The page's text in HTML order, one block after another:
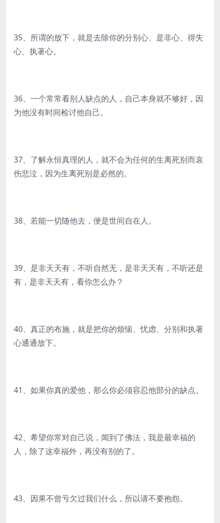
35、所谓的放下，就是去除你的分别心、是非心、得失
心、执著心。
36、一个常常看别人缺点的人，自己本身就不够好，因
为他没有时间检讨他自己。
37、了解永恒真理的人，就不会为任何的生离死别而哀
伤悲泣，因为生离死别是必然的。
38、若能一切随他去，便是世间自在人。
39、是非天天有，不听自然无，是非天天有，不听还是
有，是非天天有，看你怎么办？
40、真正的布施，就是把你的烦恼、忧虑、分别和执著
心通通放下。
41、如果你真的爱他，那么你必须容忍他部分的缺点。
42、希望你常对自己说，闻到了佛法，我是最幸福的
人，除了这幸福外，再没有别的了。
43、因果不曾亏欠过我们什么，所以请不要抱怨。